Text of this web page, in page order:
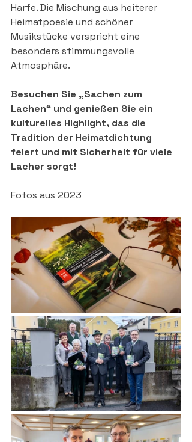
Harfe. Die Mischung aus heiterer
Heimatpoesie und schöner
Musikstücke verspricht eine
besonders stimmungsvolle
Atmosphäre.
Besuchen Sie „Sachen zum
Lachen“ und genießen Sie ein
kulturelles Highlight, das die
Tradition der Heimatdichtung
feiert und mit Sicherheit für viele
Lacher sorgt!
Fotos aus 2023